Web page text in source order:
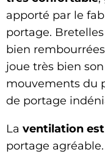
apporté par le
portage.
bien
joue très bien
mouvements du
de portage
La ventilation
portage agréable.